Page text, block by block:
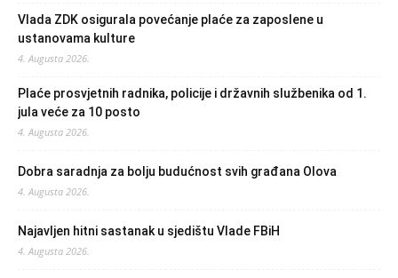
Vlada ZDK osigurala povećanje plaće za zaposlene u
ustanovama kulture
4. Augusta 2026.
Plaće prosvjetnih radnika, policije i državnih službenika od 1.
jula veće za 10 posto
4. Augusta 2026.
Dobra saradnja za bolju budućnost svih građana Olova
4. Augusta 2026.
Najavljen hitni sastanak u sjedištu Vlade FBiH
4. Augusta 2026.